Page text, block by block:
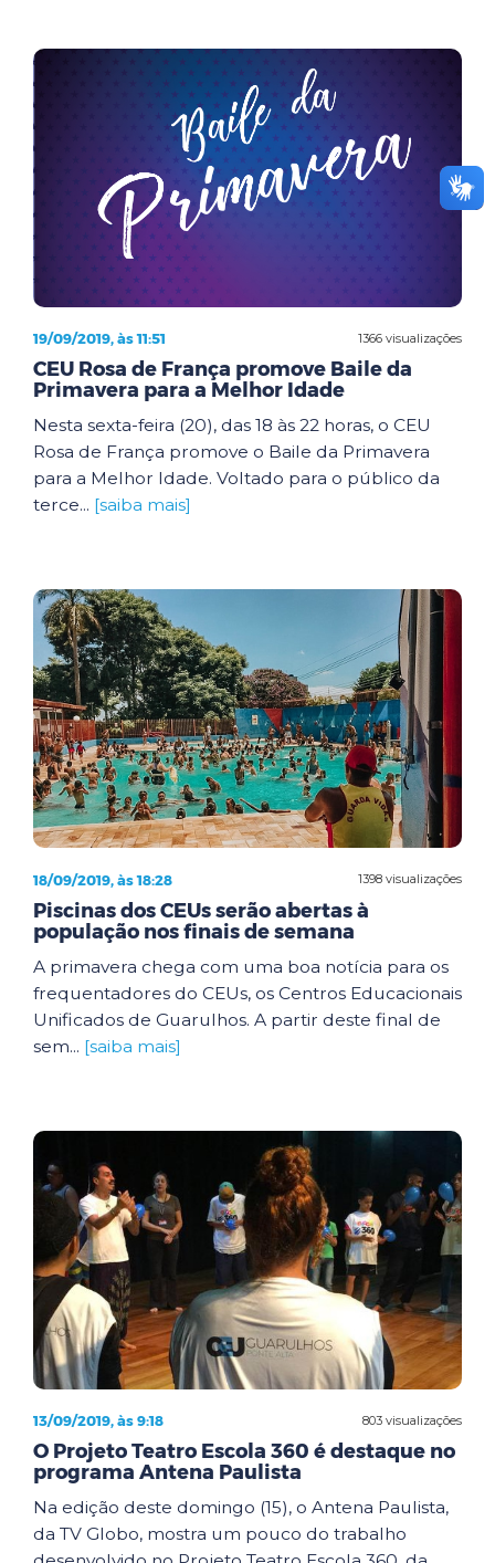
1366 visualizações
19/09/2019, às 11:51
CEU Rosa de França promove Baile da
Primavera para a Melhor Idade
Nesta sexta-feira (20), das 18 às 22 horas, o CEU
Rosa de França promove o Baile da Primavera
para a Melhor Idade. Voltado para o público da
terce... [saiba mais]
1398 visualizações
18/09/2019, às 18:28
Piscinas dos CEUs serão abertas à
população nos finais de semana
A primavera chega com uma boa notícia para os
frequentadores do CEUs, os Centros Educacionais
Unificados de Guarulhos. A partir deste final de
sem... [saiba mais]
803 visualizações
13/09/2019, às 9:18
O Projeto Teatro Escola 360 é destaque no
programa Antena Paulista
Na edição deste domingo (15), o Antena Paulista,
da TV Globo, mostra um pouco do trabalho